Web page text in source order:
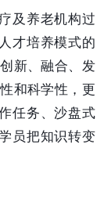
及养老机构过
才培养模式的
新、融合、发
和科学性，更
任务、沙盘式
员把知识转变